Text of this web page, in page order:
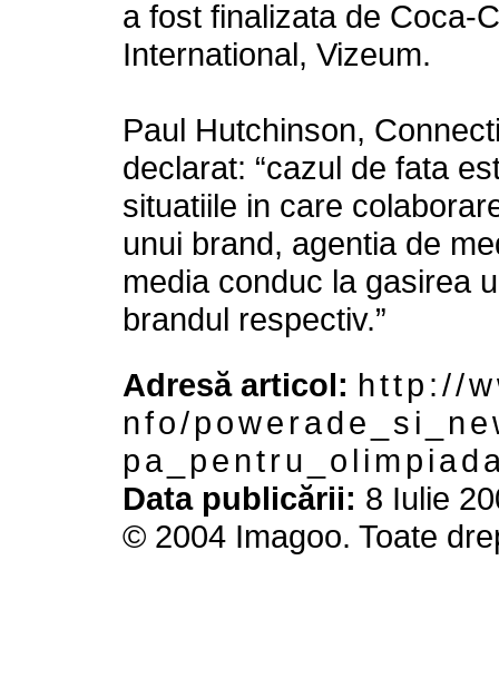
a fost finalizata de Coca-
International, Vizeum.
Paul Hutchinson,
declarat: “cazul de fata
situatiile in care
unui brand, agentia de
media conduc la gasirea
brandul respectiv.”
Adresă articol: h t t p : / /
n f o / p o w e r a d e _ s i _ n
p a _ p e n t r u _ o l i m p i a d
Data publicării: 8 Iulie
© 2004 Imagoo. Toate